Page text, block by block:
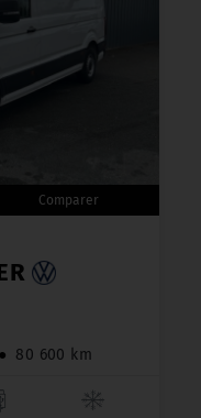
● 80 600 km